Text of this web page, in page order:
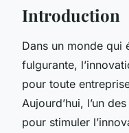
Introduction
Dans un monde qui
fulgurante,
pour toute
Aujourd’hui, l’un
pour stimuler